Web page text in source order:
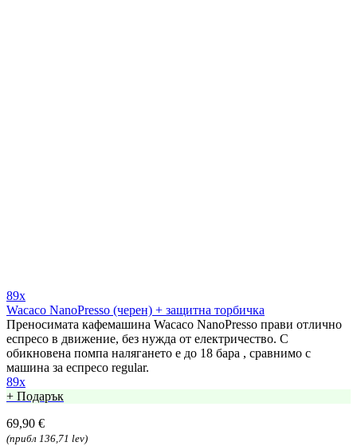
89x
Wacaco NanoPresso (черен) + защитна торбичка
Преносимата кафемашина Wacaco NanoPresso прави отлично
еспресо в движение, без нужда от електричество. С
обикновена помпа налягането е до 18 бара , сравнимо с
машина за еспресо regular.
89x
+ Подарък
69,90 €
(прибл 136,71 lev)